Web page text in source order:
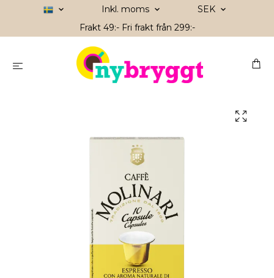
Inkl. moms
SEK
Frakt 49:- Fri frakt från 299:-